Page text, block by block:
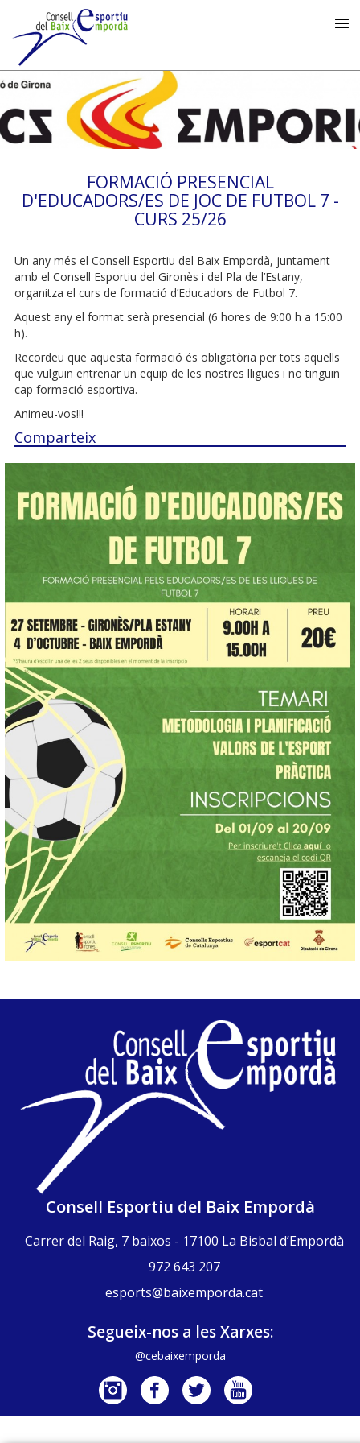
FORMACIÓ PRESENCIAL
D'EDUCADORS/ES DE JOC DE FUTBOL 7 -
CURS 25/26
Un any més el Consell Esportiu del Baix Empordà, juntament
amb el Consell Esportiu del Gironès i del Pla de l’Estany,
organitza el curs de formació d’Educadors de Futbol 7.
Aquest any el format serà presencial (6 hores de 9:00 h a 15:00
h).
Recordeu que aquesta formació és obligatòria per tots aquells
que vulguin entrenar un equip de les nostres lligues i no tinguin
cap formació esportiva.
Animeu-vos!!!
Comparteix
Consell Esportiu del Baix Empordà
Carrer del Raig, 7 baixos - 17100 La Bisbal d’Empordà
972 643 207
esports@baixemporda.cat
Segueix-nos a les Xarxes:
@cebaixemporda